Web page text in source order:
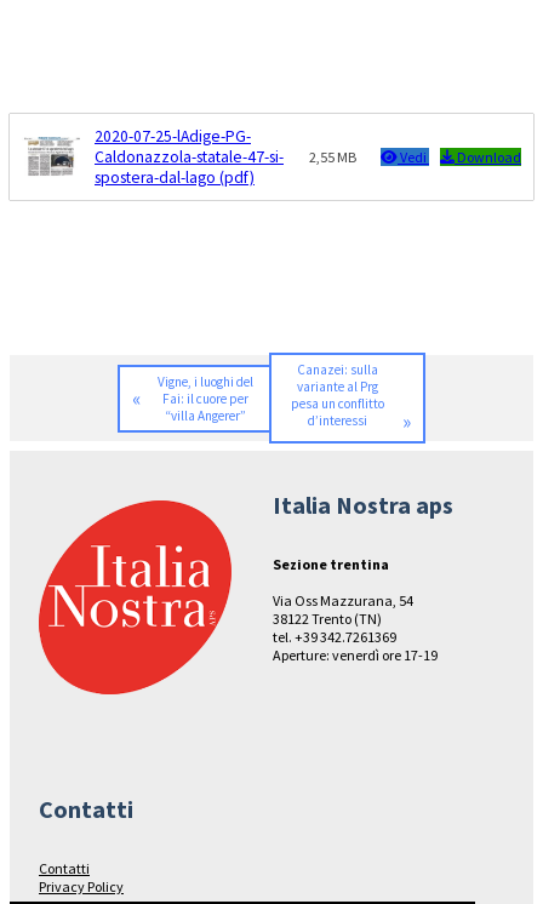
2020-07-25-lAdige-PG-
Caldonazzola-statale-47-si-
spostera-dal-lago (pdf)
2,55 MB Vedi Download
«
Vigne, i luoghi del
Fai: il cuore per
“villa Angerer”
Canazei: sulla
variante al Prg
pesa un conflitto
d’interessi
»
Italia Nostra aps
Sezione trentina
Via Oss Mazzurana, 54
38122 Trento (TN)
tel. +39 342.7261369
Aperture: venerdì ore 17-19
Contatti
Contatti
Privacy Policy